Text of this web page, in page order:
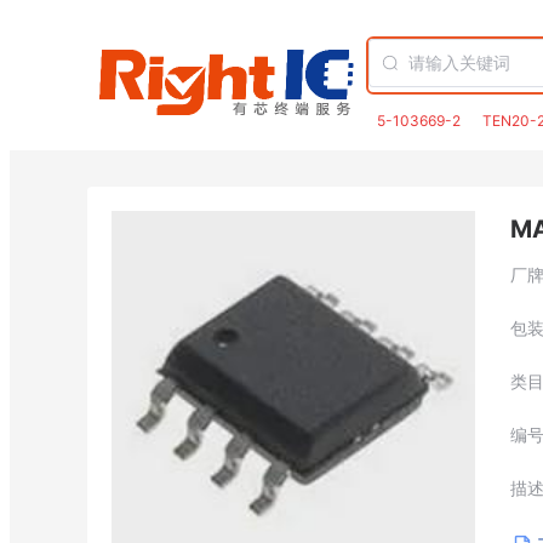
5-103669-2 TEN20-
厂
包
类
编
描